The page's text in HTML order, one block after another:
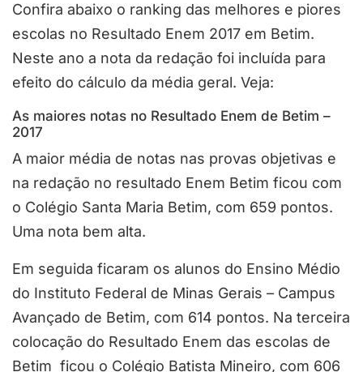
Confira abaixo o ranking das melhores e piores
escolas no Resultado Enem 2017 em Betim.
Neste ano a nota da redação foi incluída para
efeito do cálculo da média geral. Veja:
As maiores notas no Resultado Enem de Betim –
2017
A maior média de notas nas provas objetivas e
na redação no resultado Enem Betim ficou com
o Colégio Santa Maria Betim, com 659 pontos.
Uma nota bem alta.
Em seguida ficaram os alunos do Ensino Médio
do Instituto Federal de Minas Gerais – Campus
Avançado de Betim, com 614 pontos. Na terceira
colocação do Resultado Enem das escolas de
Betim ficou o Colégio Batista Mineiro, com 606